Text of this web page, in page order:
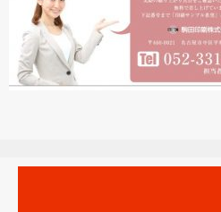
採用情報
パートナーシップ